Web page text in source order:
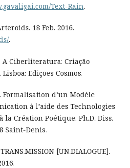
Text-Rain.
18 Feb. 2016.
.
A Ciberliteratura: Criação
Edições Cosmos.
Formalisation d’un Modèle
à l’aide des Technologies
Création Poétique. Ph.D. Diss.
Saint-Denis.
[UN.DIALOGUE].